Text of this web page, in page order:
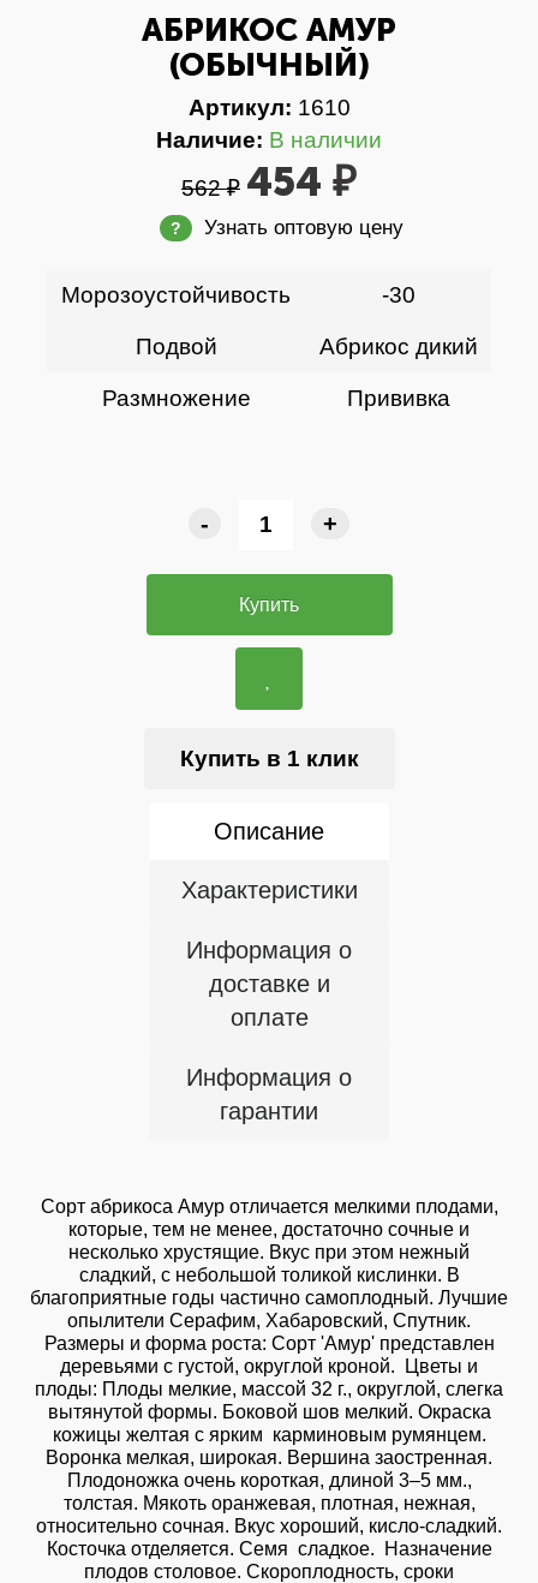
АБРИКОС АМУР
(ОБЫЧНЫЙ)
Артикул: 1610
Наличие: В наличии
562 ₽ 454 ₽
? Узнать оптовую цену
Морозоустойчивость -30
Подвой Абрикос дикий
Размножение Прививка
- +
Купить
Купить в 1 клик
Описание
Характеристики
Информация о
доставке и
оплате
Информация о
гарантии
Сорт абрикоса Амур отличается мелкими плодами,
которые, тем не менее, достаточно сочные и
несколько хрустящие. Вкус при этом нежный
сладкий, с небольшой толикой кислинки. В
благоприятные годы частично самоплодный. Лучшие
опылители Серафим, Хабаровский, Спутник.
Размеры и форма роста: Сорт 'Амур' представлен
деревьями с густой, округлой кроной. Цветы и
плоды: Плоды мелкие, массой 32 г., округлой, слегка
вытянутой формы. Боковой шов мелкий. Окраска
кожицы желтая с ярким карминовым румянцем.
Воронка мелкая, широкая. Вершина заостренная.
Плодоножка очень короткая, длиной 3–5 мм.,
толстая. Мякоть оранжевая, плотная, нежная,
относительно сочная. Вкус хороший, кисло-сладкий.
Косточка отделяется. Семя сладкое. Назначение
плодов столовое. Скороплодность, сроки